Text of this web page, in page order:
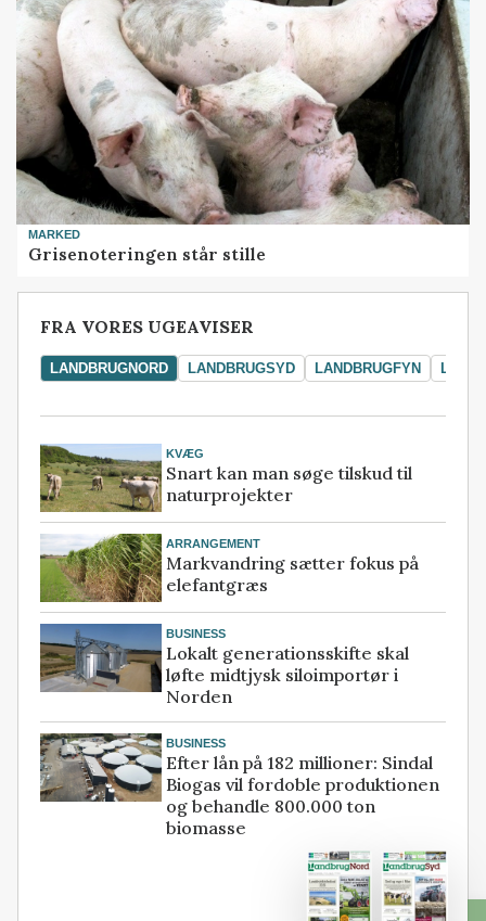
MARKED
Grisenoteringen står stille
FRA VORES UGEAVISER
LANDBRUGNORD LANDBRUGSYD LANDBRUGFYN
KVÆG
Snart kan man søge tilskud til
naturprojekter
ARRANGEMENT
Markvandring sætter fokus på
elefantgræs
BUSINESS
Lokalt generationsskifte skal
løfte midtjysk siloimportør i
Norden
BUSINESS
Efter lån på 182 millioner: Sindal
Biogas vil fordoble produktionen
og behandle 800.000 ton
biomasse